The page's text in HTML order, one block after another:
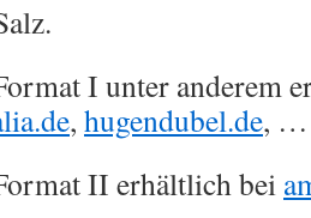
I unter anderem
, hugendubel.de, …
II erhältlich bei